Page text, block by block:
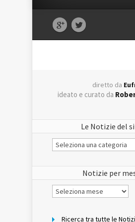
diretto da
ideato e curato da
Le Notizie del
Le
Notizie
Notizie per
Notizie
per
Ricerca tra tutte le